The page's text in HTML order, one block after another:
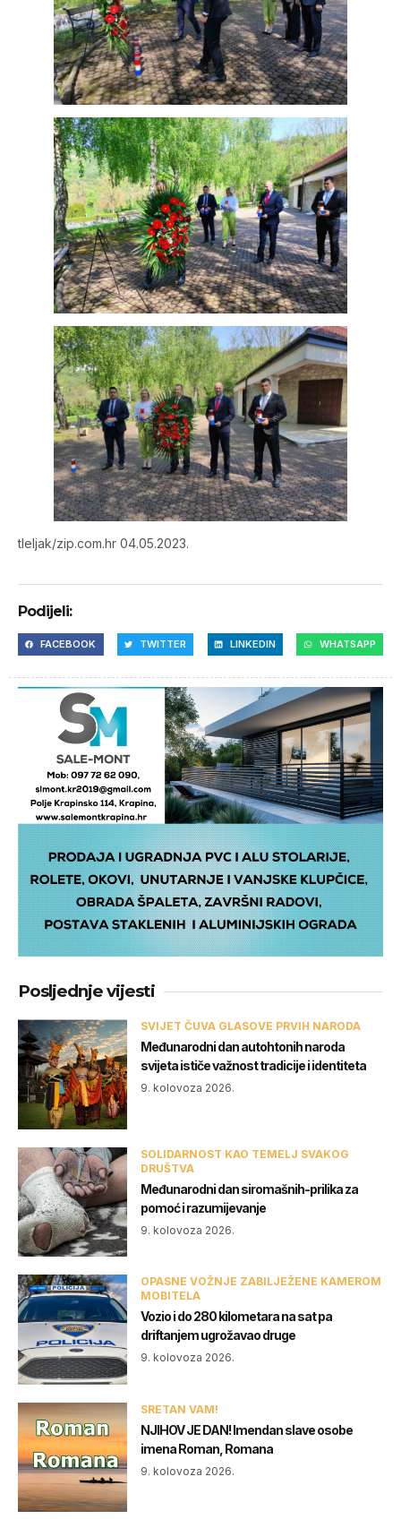
tleljak/zip.com.hr 04.05.2023.
Podijeli:
FACEBOOK TWITTER LINKEDIN WHATSAPP
Posljednje vijesti
SVIJET ČUVA GLASOVE PRVIH NARODA
Međunarodni dan autohtonih naroda
svijeta ističe važnost tradicije i identiteta
9. kolovoza 2026.
SOLIDARNOST KAO TEMELJ SVAKOG
DRUŠTVA
Međunarodni dan siromašnih-prilika za
pomoć i razumijevanje
9. kolovoza 2026.
OPASNE VOŽNJE ZABILJEŽENE KAMEROM
MOBITELA
Vozio i do 280 kilometara na sat pa
driftanjem ugrožavao druge
9. kolovoza 2026.
SRETAN VAM!
NJIHOV JE DAN! Imendan slave osobe
imena Roman, Romana
9. kolovoza 2026.